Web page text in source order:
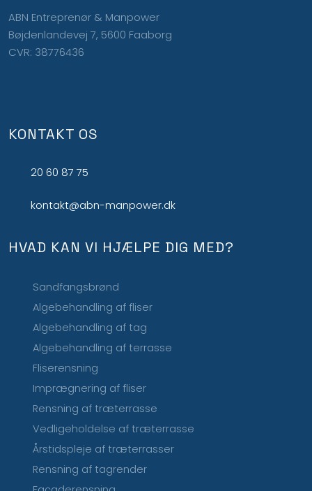
ABN Entreprenør & Manpower
Bøjdenlandevej 7, 5600 Faaborg
CVR: 38776436
KONTAKT OS
20 60 87 75
kontakt@abn-manpower.dk
HVAD KAN VI HJÆLPE DIG MED?
Sandfangsbrønd
Algebehandling af fliser
Algebehandling af tag
Algebehandling af terrasse
Fliserensning
Imprægnering af fliser
Rensning af træterrasse
Vedligeholdelse af træterrasse
Årstidspleje af træterrasser
Rensning af tagrender